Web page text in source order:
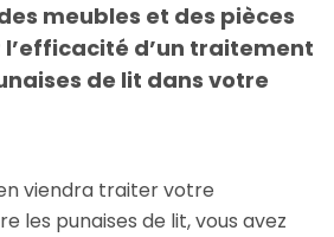
meubles et des pièces
d’un traitement
de lit dans votre
viendra traiter votre
les punaises de lit, vous avez